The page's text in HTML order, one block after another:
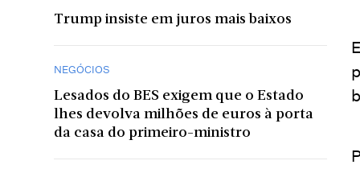
Trump insiste em juros mais baixos
NEGÓCIOS
Lesados do BES exigem que o Estado
lhes devolva milhões de euros à porta
da casa do primeiro-ministro